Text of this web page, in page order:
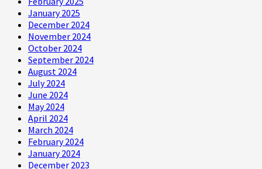
January 2025
December 2024
November 2024
October 2024
September 2024
August 2024
July 2024
June 2024
May 2024
April 2024
March 2024
February 2024
January 2024
December 2023